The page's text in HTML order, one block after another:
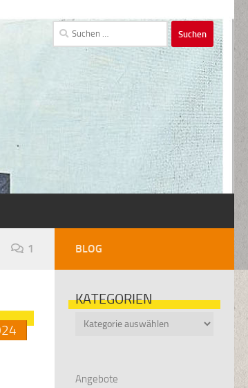
Suchen
nach:
1 BLOG
KATEGORIEN
Kategorien
Angebote